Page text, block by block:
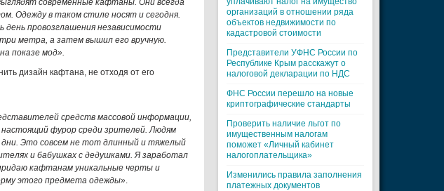
современные кафтаны. Они всегда
Одежду в таком стиле носят и сегодня.
провозглашения независимости
метра, а затем вышил его вручную.
показе мод».
дизайн кафтана, не отходя от его
средств массовой информации,
настоящий фурор среди зрителей. Людям
Это совсем не тот длинный и тяжелый
и бабушках с дедушками. Я заработал
кафтанам уникальные черты и
этого предмета одежды».
организаций в отношении ряда
объектов недвижимости по
кадастровой стоимости
Представители УФНС России по
Республике Крым расскажут о
налоговой декларации по НДС
ФНС России перешло на новые
криптографические стандарты
Проверить наличие льгот по
имущественным налогам
поможет «Личный кабинет
налогоплательщика»
Изменились правила заполнения
платежных документов